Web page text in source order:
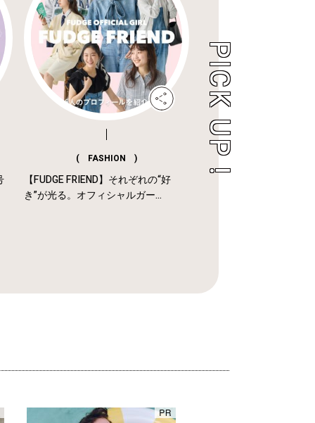
( FASHION )
【FUDGE FRIEND】それぞれの“好
き”が光る。オフィシャルガー...